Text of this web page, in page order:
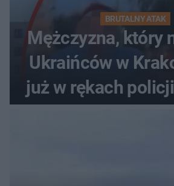
BRUTALNY ATAK
Mężczyzna, który
Ukraińców w
już w rękach